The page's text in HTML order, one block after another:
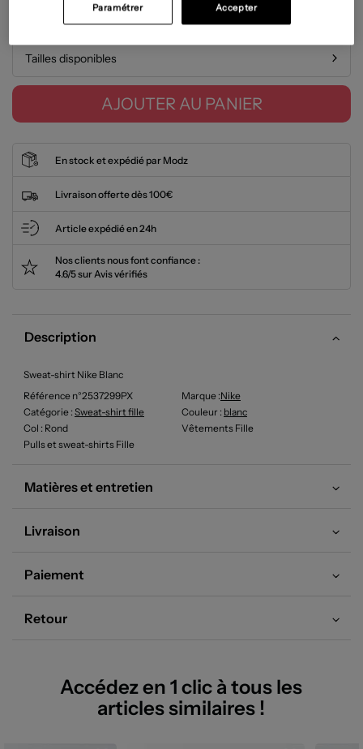
Tailles disponibles
AJOUTER AU PANIER
En stock et expédié par Modz
Livraison offerte dès 100€
Article expédié en 24h
Nos clients nous font confiance :
4.6/5 sur Avis vérifiés
Description
Sweat-shirt Nike Blanc
Référence n°2537299PX
Marque :Nike
Catégorie : Sweat-shirt fille Couleur : blanc
Col : Rond
Vêtements Fille
Pulls et sweat-shirts Fille
Matières et entretien
Livraison
Paiement
Retour
Accédez en 1 clic à tous les
articles similaires !
Accepter
Paramétrer